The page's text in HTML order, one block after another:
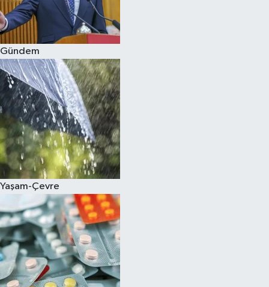
Gündem
Yaşam-Çevre
Spor
Burç Yorumları
Çocuk
Eğitim
Hava Durumu
Kadın
Kim kimdir?
Kültür Sanat
Sağlık